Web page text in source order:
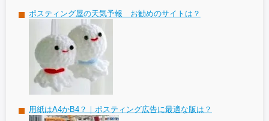
ポスティング屋の天気予報 お勧めのサイトは？
用紙はA4かB4？｜ポスティング広告に最適な版は？